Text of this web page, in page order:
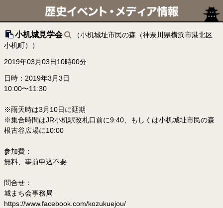
小机城見学会
（小机城址市民の森（神奈川県横浜市港北区
小机町））
2019年03月03日10時00分
日時：2019年3月3日
10:00〜11:30
※雨天時は3月10日に延期
※集合時間はJR小机駅改札口前に9:40、もしくは小机城址市民の森
根古谷広場に10:00
参加費：
無料、事前申込不要
問合せ：
城まち会事務局
https://www.facebook.com/kozukuejou/